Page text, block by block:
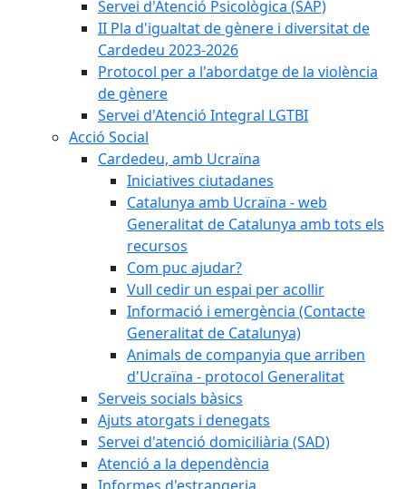
Servei d'Atenció Psicològica (SAP)
II Pla d'igualtat de gènere i diversitat de
Cardedeu 2023-2026
Protocol per a l'abordatge de la violència
de gènere
Servei d'Atenció Integral LGTBI
Acció Social
Cardedeu, amb Ucraïna
Iniciatives ciutadanes
Catalunya amb Ucraïna - web
Generalitat de Catalunya amb tots els
recursos
Com puc ajudar?
Vull cedir un espai per acollir
Informació i emergència (Contacte
Generalitat de Catalunya)
Animals de companyia que arriben
d'Ucraïna - protocol Generalitat
Serveis socials bàsics
Ajuts atorgats i denegats
Servei d'atenció domiciliària (SAD)
Atenció a la dependència